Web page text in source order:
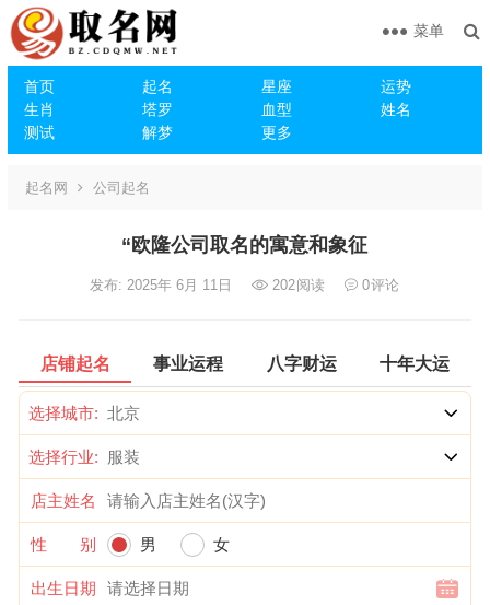
首页 起名 星座
运势
生肖
塔罗 血型
姓名
测试
解梦 更多
菜单
起名网 公司起名
“欧隆公司取名的寓意和象征
发布: 2025年 6月 11日 202阅读 0评论
店铺起名 事业运程 八字财运 十年大运
选择城市:
选择行业:
店主姓名
性 别 男 女
出生日期